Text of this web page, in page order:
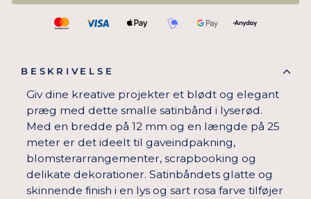
BESKRIVELSE
Giv dine kreative projekter et blødt og elegant
præg med dette smalle satinbånd i lyserød.
Med en bredde på 12 mm og en længde på 25
meter er det ideelt til gaveindpakning,
blomsterarrangementer, scrapbooking og
delikate dekorationer. Satinbåndets glatte og
skinnende finish i en lys og sart rosa farve tilføjer